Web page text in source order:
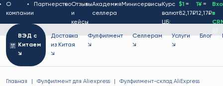
О
компании
ПартнерствоОтзывы
и
кейсы
Академия
селлера
Минисервисы Курс
валют
ЦБ:
$1 =
82,17₽
1¥=
12,17₽в
ВЭД с
Китаем
↘
Доставка
из Китая
↘
Фулфилмент
↘
Селлерам
↘
Услуги
↘
Блог
Главная Фулфилмент для Aliexpress Фулфилмент-склад AliExpress